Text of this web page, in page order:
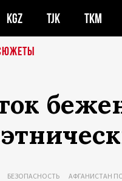
KGZ TJK TKM
БЕЗОПАСНОСТЬ АФГАНИСТАН